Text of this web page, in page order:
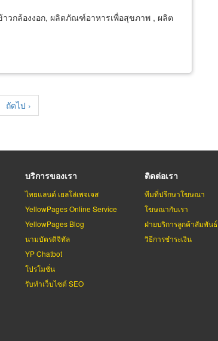
วกล้องงอก, ผลิตภัณฑ์อาหารเพื่อสุขภาพ , ผลิต
Next
page
ถัดไป ›
บริการของเรา
ไทยแลนด์ เยลโล่เพจเจส
YellowPages Online Service
YellowPages Blog
นามบัตรดิจิทัล
YP Chatbot
โปรโมชั่น
รับทำเว็บไซต์ SEO
ติดต่อเรา
ทีมที่ปรึกษาโฆษณา
โฆษณากับเรา
ฝ่ายบริการลูกค้าสัมพันธ์
วิธีการชำระเงิน